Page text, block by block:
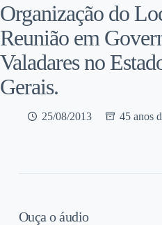
Organização do
Reunião em
Valadares no
Gerais.
25/08/2013 45 anos
Ouça o áudio